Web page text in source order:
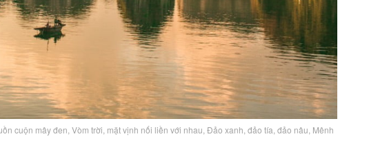
cuộn mây đen, Vòm trời, mặt vịnh nối liền với nhau, Đảo xanh, đảo tía, đảo nâu, Mênh